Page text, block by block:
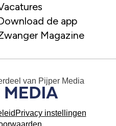
de app
Magazine
van Pijper Media
Privacy instellingen